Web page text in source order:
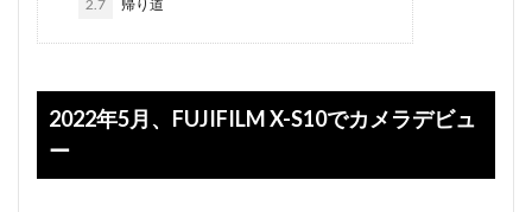
2.7 帰り道
2022年5月、FUJIFILM X-S10でカメラデビュ
ー